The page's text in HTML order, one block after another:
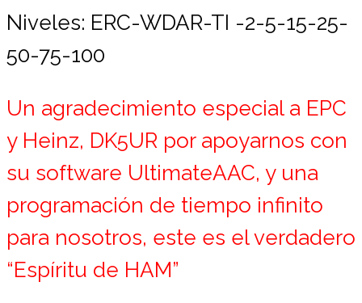
Niveles: ERC-WDAR-TI -2-5-15-25-
50-75-100
Un agradecimiento especial a EPC
y Heinz, DK5UR por apoyarnos con
su software UltimateAAC, y una
programación de tiempo infinito
para nosotros, este es el verdadero
“Espíritu de HAM”